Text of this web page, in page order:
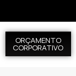
ORÇAMENTO
CORPORATIVO